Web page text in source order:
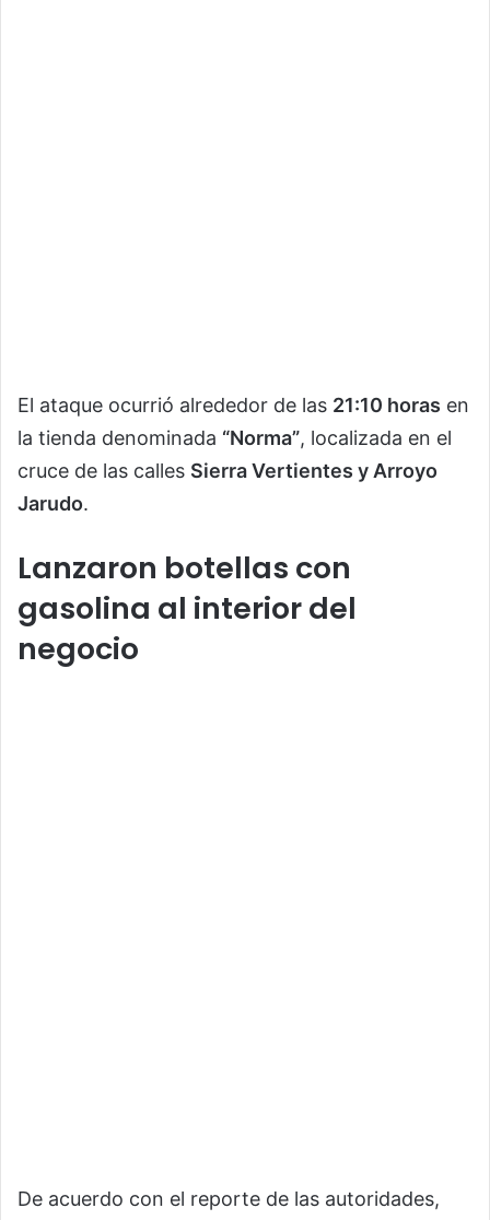
El ataque ocurrió alrededor de las 21:10 horas en
la tienda denominada “Norma”, localizada en el
cruce de las calles Sierra Vertientes y Arroyo
Jarudo.
Lanzaron botellas con
gasolina al interior del
negocio
De acuerdo con el reporte de las autoridades,